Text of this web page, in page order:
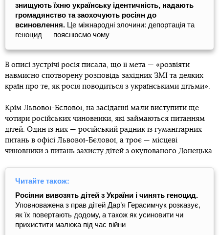
знищують їхню українську ідентичність, надають
громадянство та заохочують росіян до
всиновлення. Це міжнародні злочини: депортація та
геноцид — пояснюємо чому
В описі зустрічі росія писала, що її мета — «розвіяти
навмисно спотворену розповідь західних ЗМІ та деяких
країн про те, як росія поводиться з українськими дітьми».
Крім Львової-Бєлової, на засіданні мали виступити ще
чотири російських чиновники, які займаються питанням
дітей. Один із них — російський радник із гуманітарних
питань в офісі Львової-Бєлової, а троє — місцеві
чиновники з питань захисту дітей з окупованого Донецька.
Читайте також:
Росіяни вивозять дітей з України і чинять геноцид.
Уповноважена з прав дітей Дар’я Герасимчук розказує,
як їх повертають додому, а також як усиновити чи
прихистити малюка під час війни